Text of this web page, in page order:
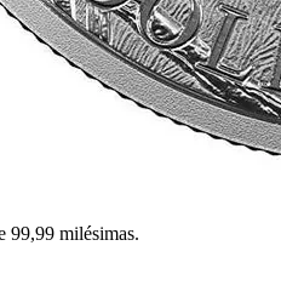
99,99 milésimas.